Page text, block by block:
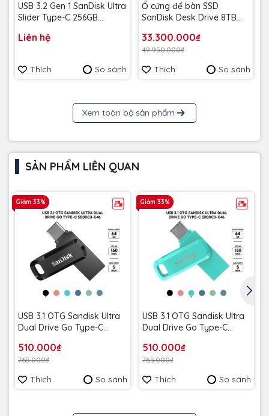
USB 3.2 Gen 1 SanDisk Ultra
Slider Type-C 256GB
G46 - Bảo hành 5 năm
Liên hệ
Thích So sánh
Ổ cứng để bàn SSD
SanDisk Desk Drive 8TB
SDSSDT40C-8T00-A25 -
Bảo Hành 3 năm
33.300.000₫
49.950.000₫
Thích So sánh
Xem toàn bộ sản phẩm
SẢN PHẨM LIÊN QUAN
Giảm 33%
USB 3.1 OTG Sandisk Ultra
Dual Drive Go Type-C
SDDDC3-064G-G46 màu
đen - Bảo hành 5 năm
510.000₫
765.000₫
Thích So sánh
Giảm 33%
USB 3.1 OTG Sandisk Ultra
Dual Drive Go Type-C
SDDDC3-064G-G46G màu
xanh mint - Bảo hành 5
năm
510.000₫
765.000₫
Thích So sánh